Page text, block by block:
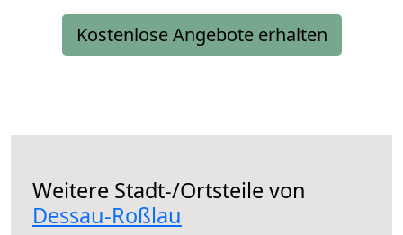
Kostenlose Angebote erhalten
Weitere Stadt-/Ortsteile von
Dessau-Roßlau